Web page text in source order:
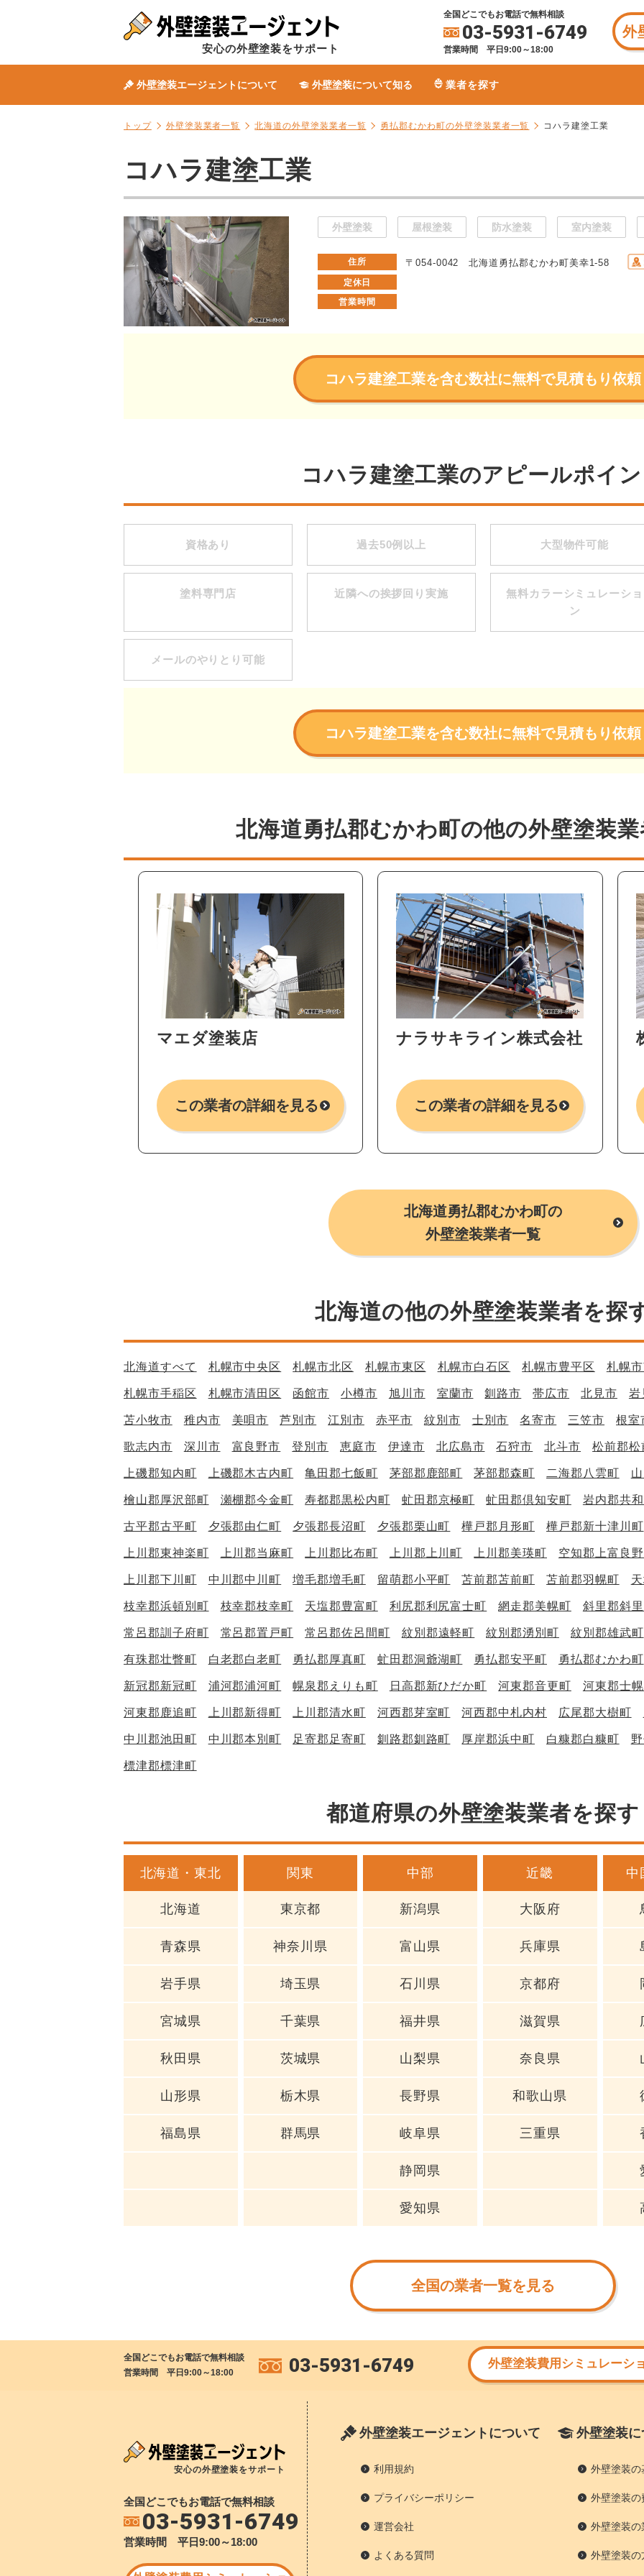
安心の外壁塗装をサポート
全国どこでもお電話で無料相談
03-5931-6749
営業時間 平日9:00～18:00
外
外壁塗装エージェントについて 外壁塗装について知る 業者を探す
トップ 外壁塗装業者一覧 北海道の外壁塗装業者一覧 勇払郡むかわ町の外壁塗装業者一覧 コハラ建塗工業
コハラ建塗工業
外壁塗装 屋根塗装 防水塗装 室内塗装
住所 〒054-0042 北海道勇払郡むかわ町美幸1-58
定休日
営業時間
コハラ建塗工業を含む数社に無料で見積もり依頼
コハラ建塗工業のアピールポイ
資格あり 過去50例以上 大型物件可能
塗料専門店 近隣への挨拶回り実施
無料カラーシミュレーショ
ン
メールのやりとり可能
コハラ建塗工業を含む数社に無料で見積もり依頼
北海道勇払郡むかわ町の他の外壁塗装
マエダ塗装店
この業者の詳細を見る
ナラサキライン株式会社
この業者の詳細を見る
北海道勇払郡むかわ町の
外壁塗装業者一覧
北海道の他の外壁塗装業者を探
北海道すべて 札幌市中央区 札幌市北区 札幌市東区 札幌市白石区 札幌市豊平区 札幌
札幌市手稲区 札幌市清田区 函館市 小樽市 旭川市 室蘭市 釧路市 帯広市 北見市 岩
苫小牧市 稚内市 美唄市 芦別市 江別市 赤平市 紋別市 士別市 名寄市 三笠市 根室
歌志内市 深川市 富良野市 登別市 恵庭市 伊達市 北広島市 石狩市 北斗市 松前郡松
上磯郡知内町 上磯郡木古内町 亀田郡七飯町 茅部郡鹿部町 茅部郡森町 二海郡八雲町
檜山郡厚沢部町 瀬棚郡今金町 寿都郡黒松内町 虻田郡京極町 虻田郡倶知安町 岩内郡共
古平郡古平町 夕張郡由仁町 夕張郡長沼町 夕張郡栗山町 樺戸郡月形町 樺戸郡新十津川町
上川郡東神楽町 上川郡当麻町 上川郡比布町 上川郡上川町 上川郡美瑛町 空知郡上富良
上川郡下川町 中川郡中川町 増毛郡増毛町 留萌郡小平町 苫前郡苫前町 苫前郡羽幌町
枝幸郡浜頓別町 枝幸郡枝幸町 天塩郡豊富町 利尻郡利尻富士町 網走郡美幌町 斜里郡斜
常呂郡訓子府町 常呂郡置戸町 常呂郡佐呂間町 紋別郡遠軽町 紋別郡湧別町 紋別郡雄武町
有珠郡壮瞥町 白老郡白老町 勇払郡厚真町 虻田郡洞爺湖町 勇払郡安平町 勇払郡むかわ町
新冠郡新冠町 浦河郡浦河町 幌泉郡えりも町 日高郡新ひだか町 河東郡音更町 河東郡士
河東郡鹿追町 上川郡新得町 上川郡清水町 河西郡芽室町 河西郡中札内村 広尾郡大樹町
中川郡池田町 中川郡本別町 足寄郡足寄町 釧路郡釧路町 厚岸郡浜中町 白糠郡白糠町
標津郡標津町
都道府県の外壁塗装業者を探す
北海道・東北
北海道
青森県
岩手県
宮城県
秋田県
山形県
福島県
関東
東京都
神奈川県
埼玉県
千葉県
茨城県
栃木県
群馬県
中部
新潟県
富山県
石川県
福井県
山梨県
長野県
岐阜県
静岡県
愛知県
近畿
大阪府
兵庫県
京都府
滋賀県
奈良県
和歌山県
三重県
中
全国の業者一覧を見る
全国どこでもお電話で無料相談
営業時間 平日9:00～18:00
03-5931-6749 外壁塗装費用シミュレーシ
安心の外壁塗装をサポート
全国どこでもお電話で無料相談
03-5931-6749
営業時間 平日9:00～18:00
外壁塗装エージェントについて
利用規約
プライバシーポリシー
運営会社
よくある質問
外壁塗装
外壁塗装の
外壁塗装の
外壁塗装の
外壁塗装の